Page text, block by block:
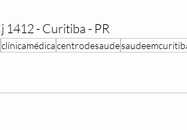
1412 - Curitiba - PR
clínicamédicacentrodesaude